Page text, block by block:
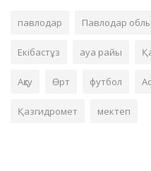
павлодар Павлодар
Екібастұз ауа райы
Ақсу Өрт футбол
Қазгидромет мектеп